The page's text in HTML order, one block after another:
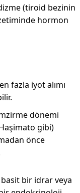
(tiroid bezinin
hormon
fazla iyot alımı
dönemi
gibi)
önce
bir idrar veya